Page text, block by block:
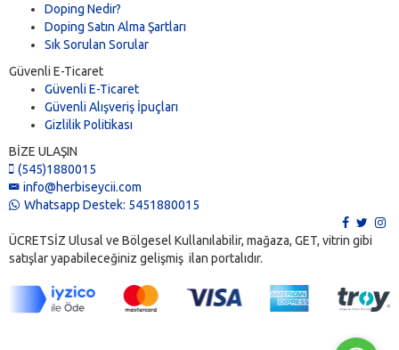
Doping Nedir?
Doping Satın Alma Şartları
Sık Sorulan Sorular
Güvenli E-Ticaret
Güvenli E-Ticaret
Güvenli Alışveriş İpuçları
Gizlilik Politikası
BİZE ULAŞIN
(545)1880015
info@herbiseycii.com
Whatsapp Destek: 5451880015
ÜCRETSİZ Ulusal ve Bölgesel Kullanılabilir, mağaza, GET, vitrin gibi
satışlar yapabileceğiniz gelişmiş ilan portalıdır.